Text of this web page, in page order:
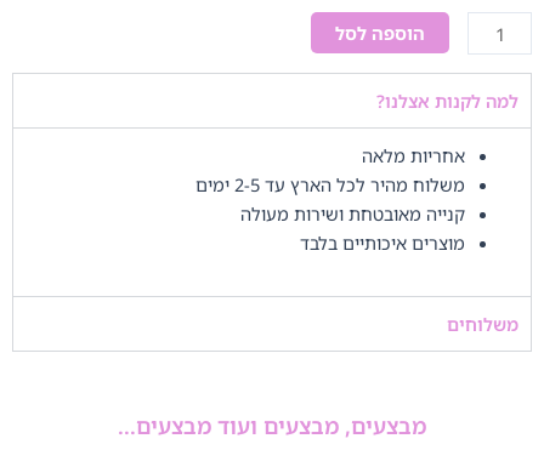
הוספה לסל
למה לקנות אצלנו?
אחריות מלאה
משלוח מהיר לכל הארץ עד 2-5 ימים
קנייה מאובטחת ושירות מעולה
מוצרים איכותיים בלבד
משלוחים
מבצעים, מבצעים ועוד מבצעים...